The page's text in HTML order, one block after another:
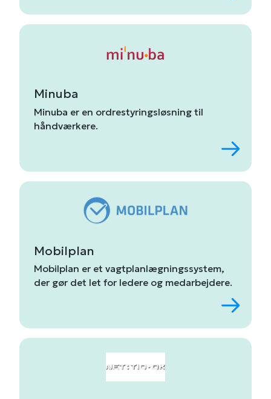
Minuba
Minuba er en ordrestyringsløsning til
håndværkere.
Mobilplan
Mobilplan er et vagtplanlægningssystem,
der gør det let for ledere og medarbejdere.